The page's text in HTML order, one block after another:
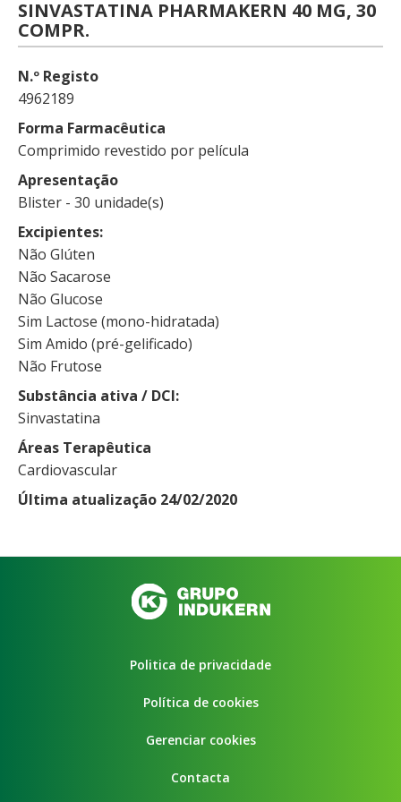
SINVASTATINA PHARMAKERN 40 MG, 30
COMPR.
N.º Registo
4962189
Forma Farmacêutica
Comprimido revestido por película
Apresentação
Blister - 30 unidade(s)
Excipientes
Não Glúten
Não Sacarose
Não Glucose
Sim Lactose (mono-hidratada)
Sim Amido (pré-gelificado)
Não Frutose
Substância ativa / DCI
Sinvastatina
Áreas Terapêutica
Cardiovascular
Última atualização 24/02/2020
Politica de privacidade
Política de cookies
Gerenciar cookies
Contacta